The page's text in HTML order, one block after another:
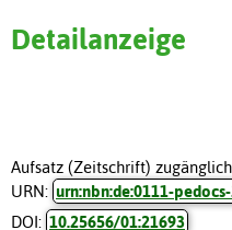
Detailanzeige
Aufsatz (Zeitschrift)
URN: urn:nbn:de:0111-
DOI: 10.25656/01:21693